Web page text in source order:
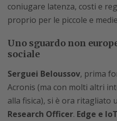
coniugare latenza, costi e
proprio per le piccole e
Uno sguardo non
sociale
Serguei Beloussov, prima
Acronis (ma con molti altri
alla fisica), si è ora ritagliato
Research Officer. Edge e IoT